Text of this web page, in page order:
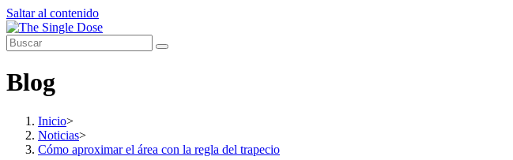
Saltar al contenido
Blog
Inicio>
Noticias>
Cómo aproximar el área con la regla del trapecio